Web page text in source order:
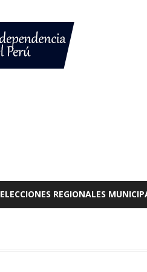
ELECCIONES REGIONALES